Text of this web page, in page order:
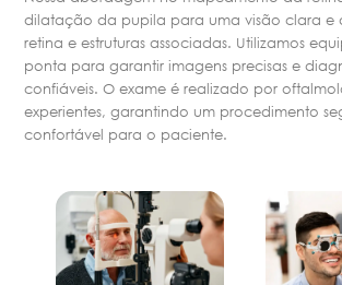
dilatação da pupila para uma visão clara e
retina e estruturas associadas. Utilizamos
ponta para garantir imagens precisas e
confiáveis. O exame é realizado por
experientes, garantindo um procedimento
confortável para o paciente.